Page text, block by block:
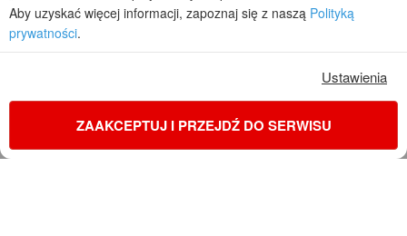
Projekty domów wielorodzinnych
Projekty domów bliźniaczych
2026 © ARCHON+ Biuro Projektów - Tradycyjne i nowoczesne gotowe
przez arch. Barbarę Mendel
Aby uzyskać więcej informacji, zapoznaj się z naszą Polityką
prywatności.
Ustawienia
ZAAKCEPTUJ I PRZEJDŹ DO SERWISU